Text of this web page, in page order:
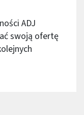
ADJ
swoją ofertę